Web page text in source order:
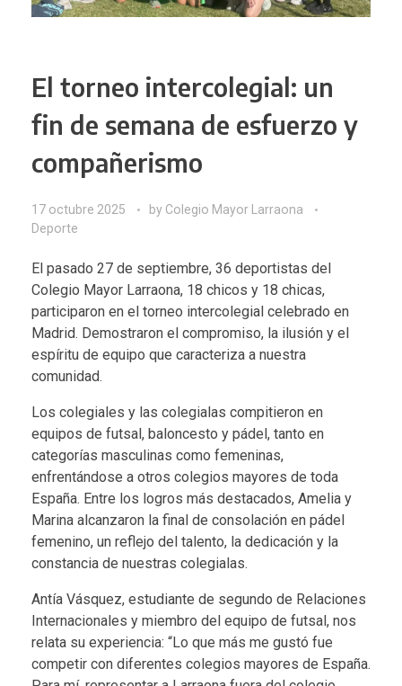
El torneo intercolegial: un
fin de semana de esfuerzo y
compañerismo
17 octubre 2025 by Colegio Mayor Larraona
Deporte
El pasado 27 de septiembre, 36 deportistas del
Colegio Mayor Larraona, 18 chicos y 18 chicas,
participaron en el torneo intercolegial celebrado en
Madrid. Demostraron el compromiso, la ilusión y el
espíritu de equipo que caracteriza a nuestra
comunidad.
Los colegiales y las colegialas compitieron en
equipos de futsal, baloncesto y pádel, tanto en
categorías masculinas como femeninas,
enfrentándose a otros colegios mayores de toda
España. Entre los logros más destacados, Amelia y
Marina alcanzaron la final de consolación en pádel
femenino, un reflejo del talento, la dedicación y la
constancia de nuestras colegialas.
Antía Vásquez, estudiante de segundo de Relaciones
Internacionales y miembro del equipo de futsal, nos
relata su experiencia: “Lo que más me gustó fue
competir con diferentes colegios mayores de España.